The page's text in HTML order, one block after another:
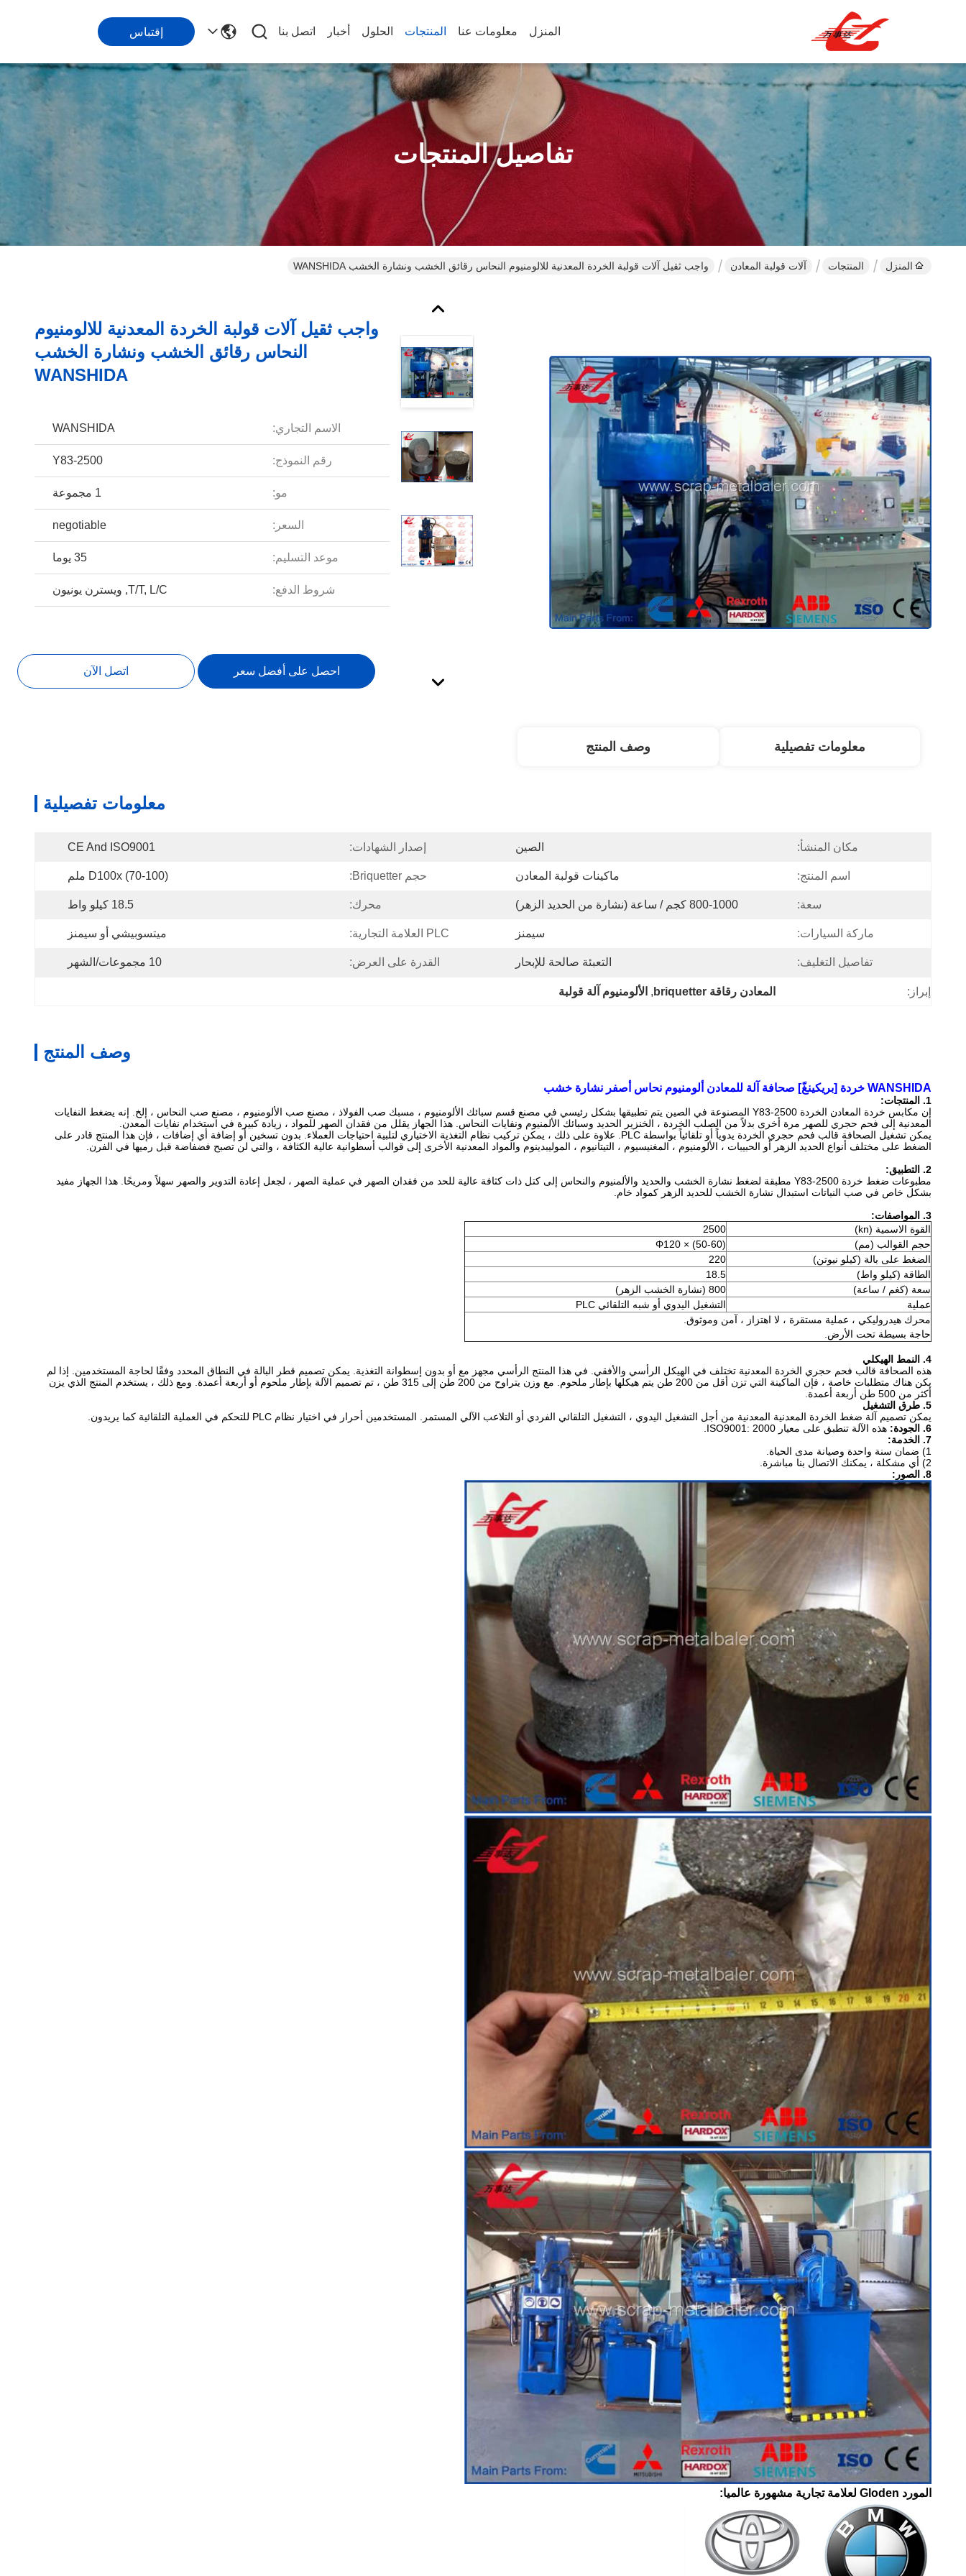
المنزل معلومات عنا المنتجات الحلول أخبار اتصل بنا إقتباس
تفاصيل المنتجات
المنزل المنتجات آلات قولبة المعادن واجب ثقيل آلات قولبة الخردة المعدنية للالومنيوم النحاس رقائق الخشب ونشارة الخشب WANSHIDA
واجب ثقيل آلات قولبة الخردة المعدنية للالومنيوم
النحاس رقائق الخشب ونشارة الخشب
WANSHIDA
الاسم التجاري: WANSHIDA
رقم النموذج: Y83-2500
مو: 1 مجموعة
السعر: negotiable
موعد التسليم: 35 يوما
شروط الدفع: T/T, L/C, ويسترن يونيون
احصل على أفضل سعر اتصل الآن
معلومات تفصيلية وصف المنتج
معلومات تفصيلية
مكان المنشأ: الصين إصدار الشهادات: CE And ISO9001
اسم المنتج: ماكينات قولبة المعادن حجم Briquetter: D100x (70-100) ملم
سعة: 800-1000 كجم / ساعة (نشارة من الحديد الزهر) محرك: 18.5 كيلو واط
ماركة السيارات: سيمنز PLC العلامة التجارية: ميتسوبيشي أو سيمنز
تفاصيل التغليف: التعبئة صالحة للإبحار القدرة على العرض: 10 مجموعات/الشهر
إبراز: المعادن رقاقة briquetter , الألومنيوم آلة قولبة
وصف المنتج
WANSHIDA خردة [بريكينغّ] صحافة آلة للمعادن ألومنيوم نحاس أصفر نشارة خشب
1. المنتجات:
إن مكابس خردة المعادن الخردة Y83-2500 المصنوعة في الصين يتم تطبيقها بشكل رئيسي في مصنع قسم سبائك الألومنيوم ، مسبك صب الفولاذ ، مصنع صب الألومنيوم ، مصنع صب النحاس ، إلخ. إنه يضغط النفايات
المعدنية إلى فحم حجري للصهر مرة أخرى بدلاً من الصلب الخردة ، الخنزير الحديد وسبائك الألمنيوم ونفايات النحاس. هذا الجهاز يقلل من فقدان الصهر للمواد ، زيادة كبيرة في استخدام نفايات المعدن.
يمكن تشغيل الصحافة قالب فحم حجري الخردة يدوياً أو تلقائياً بواسطة PLC.
علاوة على ذلك ، يمكن تركيب نظام التغذية الاختياري لتلبية احتياجات العملاء.
بدون تسخين أو إضافة أي إضافات ، فإن هذا المنتج قادر على
الضغط على مختلف أنواع الحديد الزهر أو الحبيبات ، الألومنيوم ، المغنيسيوم ، التيتانيوم ، الموليبدينوم والمواد المعدنية الأخرى إلى قوالب أسطوانية عالية الكثافة ، والتي لن تصبح فضفاضة قبل رميها في الفرن.
2. التطبيق:
مطبوعات ضغط خردة Y83-2500 مطبقة لضغط نشارة الخشب والحديد والألمنيوم والنحاس إلى كتل ذات كثافة عالية للحد من فقدان الصهر في عملية الصهر ، لجعل إعادة التدوير والصهر سهلاً ومريحًا.
هذا الجهاز مفيد
بشكل خاص في صب النباتات استبدال نشارة الخشب للحديد الزهر كمواد خام.
3. المواصفات:
القوة الاسمية (kn)
2500
حجم القوالب (مم)
Φ120 × (50-60)
الضغط على بالة (كيلو نيوتن)
220
الطاقة (كيلو واط)
18.5
سعة (كغم / ساعة)
800 (نشارة الخشب الزهر)
عملية
التشغيل اليدوي أو شبه التلقائي PLC
محرك هيدروليكي ، عملية مستقرة ، لا اهتزاز ، آمن وموثوق.
حاجة بسيطة تحت الأرض.
4. النمط الهيكلي
هذه الصحافة قالب فحم حجري الخردة المعدنية تختلف في الهيكل الرأسي والأفقي. في هذا المنتج الرأسي مجهز مع أو بدون إسطوانة التغذية. يمكن تصميم قطر البالة في النطاق المحدد وفقًا لحاجة المستخدمين. إذا لم
يكن هناك متطلبات خاصة ، فإن الماكينة التي تزن أقل من 200 طن يتم هيكلها بإطار ملحوم. مع وزن يتراوح من 200 طن إلى 315 طن ، تم تصميم الآلة بإطار ملحوم أو أربعة أعمدة. ومع ذلك ، يستخدم المنتج الذي يزن
أكثر من 500 طن أربعة أعمدة.
5. طرق التشغيل
يمكن تصميم آلة ضغط الخردة المعدنية المعدنية من أجل التشغيل اليدوي ، التشغيل التلقائي الفردي أو التلاعب الآلي المستمر. المستخدمين أحرار في اختيار نظام PLC للتحكم في العملية التلقائية كما يريدون.
6. الجودة:
هذه الآلة تنطبق على معيار ISO9001: 2000.
7. الخدمة:
1) ضمان سنة واحدة وصيانة مدى الحياة.
2) أي مشكلة ، يمكنك الاتصال بنا مباشرة.
8. الصور:
المورد Gloden لعلامة تجارية مشهورة عالميا: